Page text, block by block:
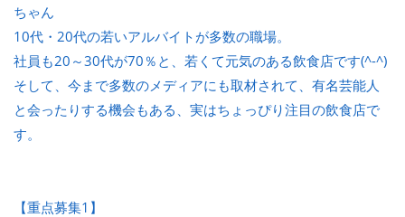
ちゃん
10代・20代の若いアルバイトが多数の職場。
社員も20～30代が70％と、若くて元気のある飲食店です(^-^)
そして、今まで多数のメディアにも取材されて、有名芸能人
と会ったりする機会もある、実はちょっぴり注目の飲食店で
す。
【重点募集1】